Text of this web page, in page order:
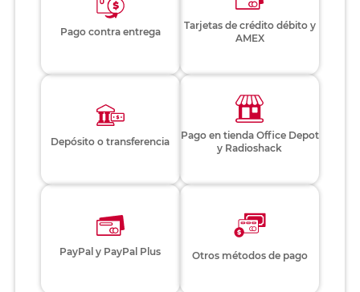
Pago contra entrega
Tarjetas de crédito débito y
AMEX
Depósito o transferencia
Pago en tienda Office Depot
y Radioshack
PayPal y PayPal Plus Otros métodos de pago